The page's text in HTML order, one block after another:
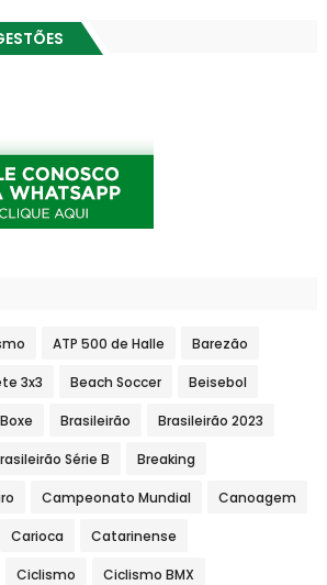
ATP 500 de Halle Barezão
3x3 Beach Soccer Beisebol
Boxe Brasileirão Brasileirão 2023
Série B Breaking
Campeonato Mundial Canoagem
Carioca Catarinense
Ciclismo Ciclismo BMX